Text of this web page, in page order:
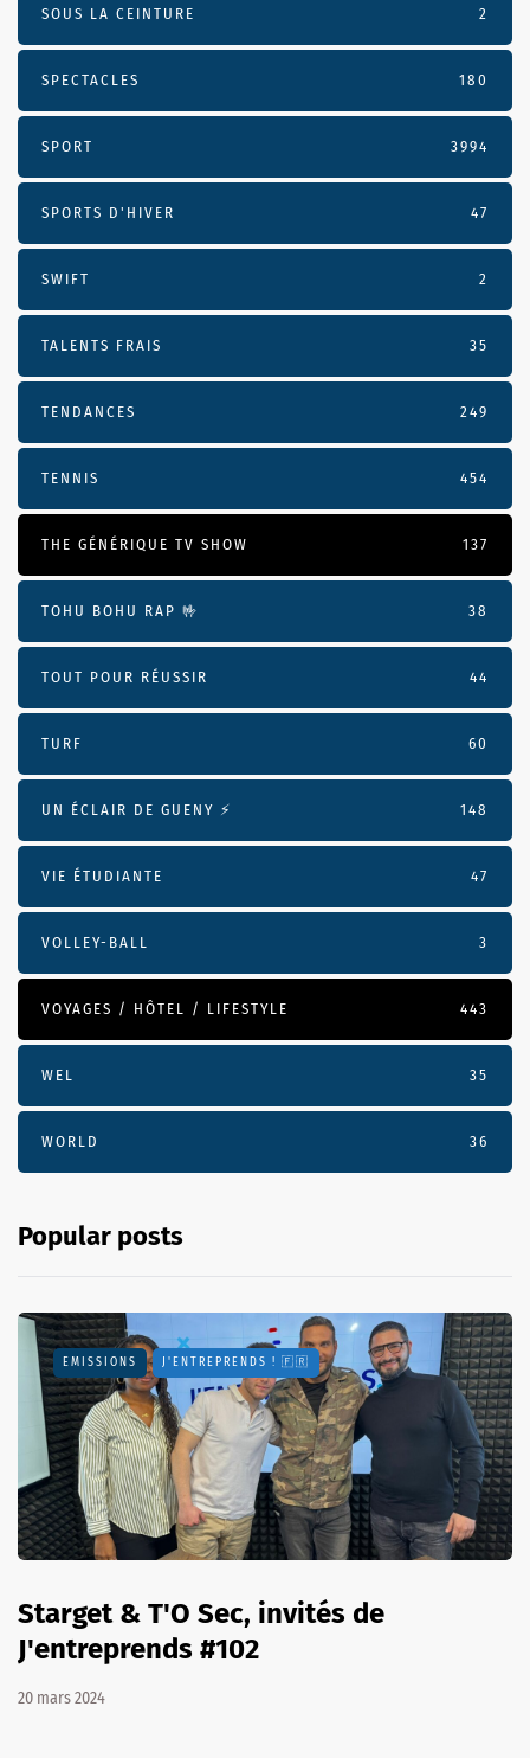
SOUS LA CEINTURE 2
SPECTACLES 180
SPORT 3994
SPORTS D'HIVER 47
SWIFT 2
TALENTS FRAIS 35
TENDANCES 249
TENNIS 454
THE GÉNÉRIQUE TV SHOW 137
TOHU BOHU RAP 🤟 38
TOUT POUR RÉUSSIR 44
TURF 60
UN ÉCLAIR DE GUENY ⚡️ 148
VIE ÉTUDIANTE 47
VOLLEY-BALL 3
VOYAGES / HÔTEL / LIFESTYLE 443
WEL 35
WORLD 36
Popular posts
EMISSIONS J'ENTREPRENDS ! 🇫🇷
Starget & T'O Sec, invités de
J'entreprends #102
20 mars 2024